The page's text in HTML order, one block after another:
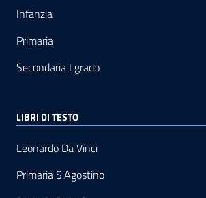
Infanzia
Primaria
Secondaria I grado
LIBRI DI TESTO
Leonardo Da Vinci
Primaria S.Agostino